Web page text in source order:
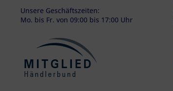
Unsere Geschäftszeiten:
Mo. bis Fr. von 09:00 bis 17:00 Uhr